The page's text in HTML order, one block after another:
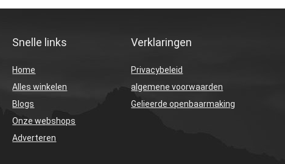
Snelle links
Home
Alles winkelen
Blogs
Onze webshops
Adverteren
Verklaringen
Privacybeleid
algemene voorwaarden
Gelieerde openbaarmaking